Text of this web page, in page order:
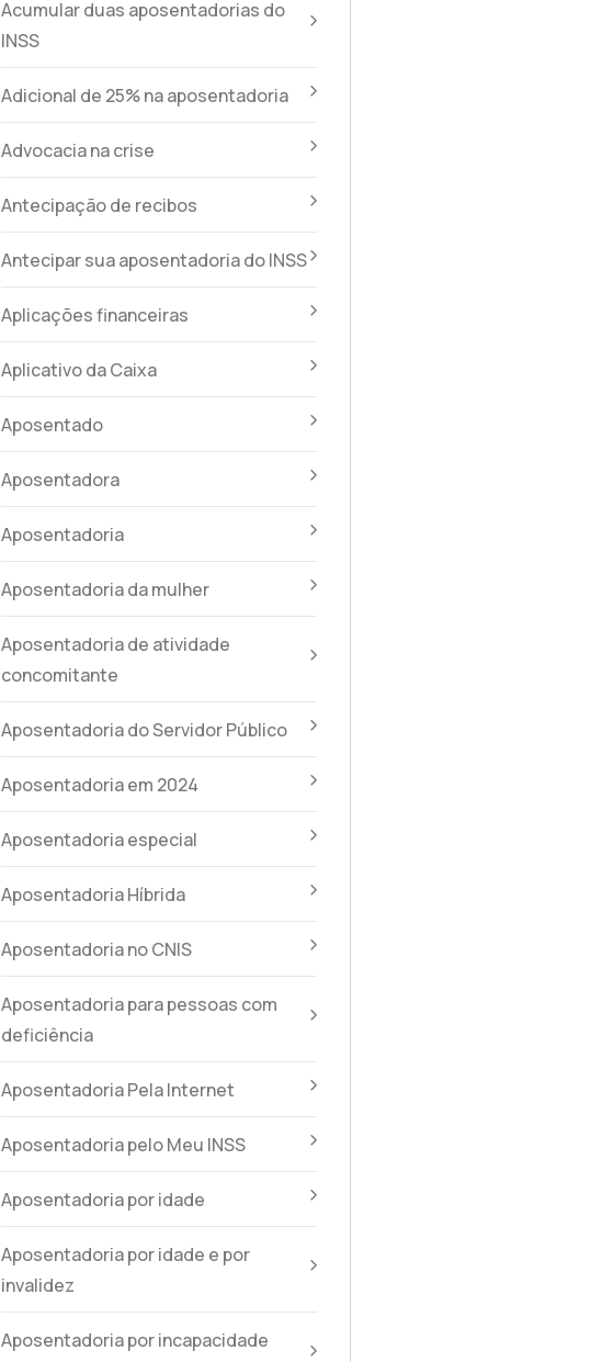
Acumular duas aposentadorias do
INSS
Adicional de 25% na aposentadoria
Advocacia na crise
Antecipação de recibos
Antecipar sua aposentadoria do INSS
Aplicações financeiras
Aplicativo da Caixa
Aposentado
Aposentadora
Aposentadoria
Aposentadoria da mulher
Aposentadoria de atividade
concomitante
Aposentadoria do Servidor Público
Aposentadoria em 2024
Aposentadoria especial
Aposentadoria Híbrida
Aposentadoria no CNIS
Aposentadoria para pessoas com
deficiência
Aposentadoria Pela Internet
Aposentadoria pelo Meu INSS
Aposentadoria por idade
Aposentadoria por idade e por
invalidez
Aposentadoria por incapacidade